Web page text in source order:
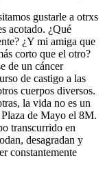
gustarle a otrxs
acotado. ¿Qué
¿Y mi amiga que
corto que el otro?
de un cáncer
de castigo a las
cuerpos diversos.
la vida no es un
de Mayo el 8M.
transcurrido en
desagradan y
constantemente